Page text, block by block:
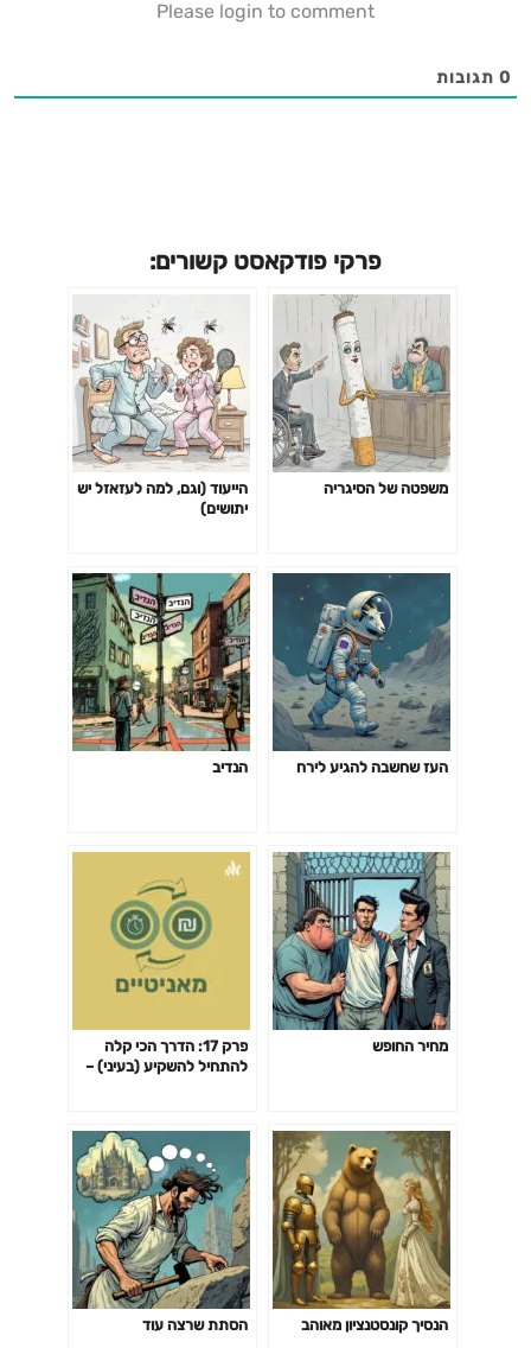
Please login to comment
0 תגובות
פרקי פודקאסט קשורים:
משפטה של הסיגריה
הייעוד (וגם, למה לעזאזל יש
יתושים)
העז שחשבה להגיע לירח הנדיב
מחיר החופש
פרק 17: הדרך הכי קלה
להתחיל להשקיע (בעיני) –
הנסיך קונסטנציון מאוהב הסתת שרצה עוד